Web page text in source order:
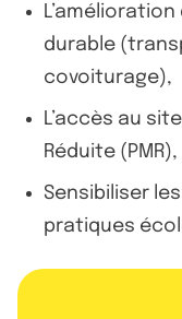
durable
covoiturage),
L’accès au
Réduite (PMR),
Sensibiliser
pratiques